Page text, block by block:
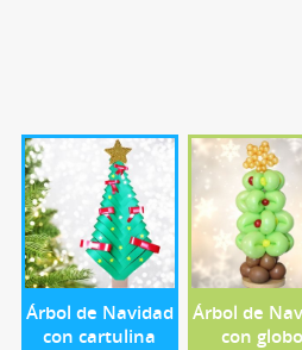
Árbol de Navidad
con cartulina
Árbol de
con